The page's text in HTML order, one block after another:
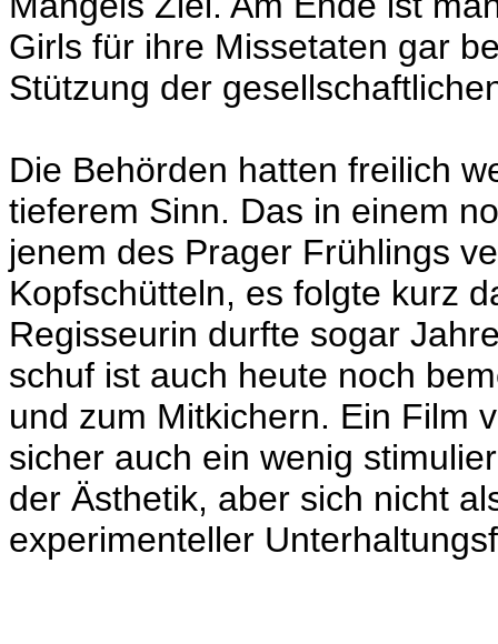
Girls für ihre Missetaten gar
Stützung der
Die Behörden hatten freilich
tieferem Sinn. Das in einem
jenem des Prager Frühlings
Kopfschütteln, es folgte kurz
Regisseurin durfte sogar
schuf ist auch heute noch
und zum Mitkichern. Ein Film
sicher auch ein wenig
der Ästhetik, aber sich nicht
experimenteller